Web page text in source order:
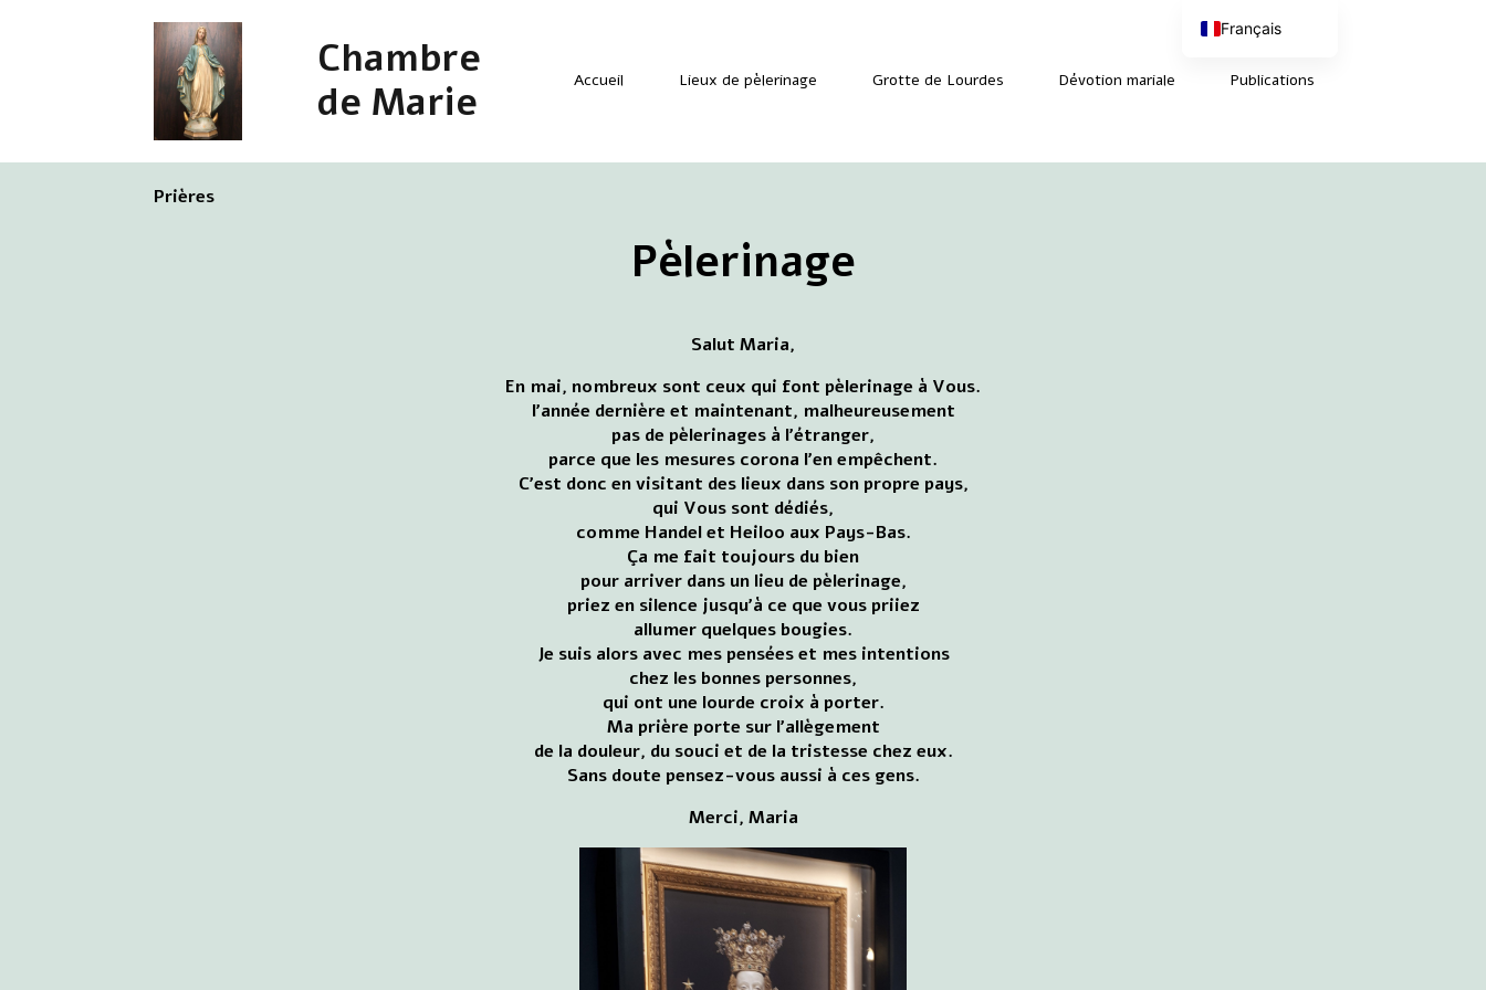
Chambre
de Marie
Accueil Lieux de pèlerinage Grotte de Lourdes Dévotion mariale Publications
Prières
Pèlerinage
Salut Maria,
En mai, nombreux sont ceux qui font pèlerinage à Vous.
l'année dernière et maintenant, malheureusement
pas de pèlerinages à l'étranger,
parce que les mesures corona l'en empêchent.
C'est donc en visitant des lieux dans son propre pays,
qui Vous sont dédiés,
comme Handel et Heiloo aux Pays-Bas.
Ça me fait toujours du bien
pour arriver dans un lieu de pèlerinage,
priez en silence jusqu'à ce que vous priiez
allumer quelques bougies.
Je suis alors avec mes pensées et mes intentions
chez les bonnes personnes,
qui ont une lourde croix à porter.
Ma prière porte sur l'allègement
de la douleur, du souci et de la tristesse chez eux.
Sans doute pensez-vous aussi à ces gens.
Merci, Maria
Français
English (UK)